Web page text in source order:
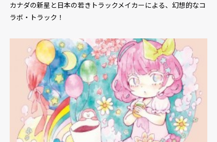
カナダの新星と日本の若きトラックメイカーによる、幻想的なコ
ラボ・トラック！